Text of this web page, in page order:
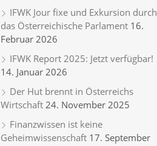
IFWK Jour fixe und Exkursion durch
das Österreichische Parlament 16.
Februar 2026
IFWK Report 2025: Jetzt verfügbar!
14. Januar 2026
Der Hut brennt in Österreichs
Wirtschaft 24. November 2025
Finanzwissen ist keine
Geheimwissenschaft 17. September